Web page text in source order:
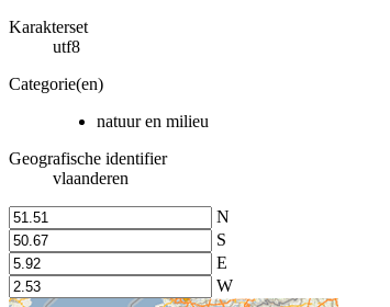
Karakterset
utf8
Categorie(en)
natuur en milieu
Geografische identifier
vlaanderen
N
S
E
W